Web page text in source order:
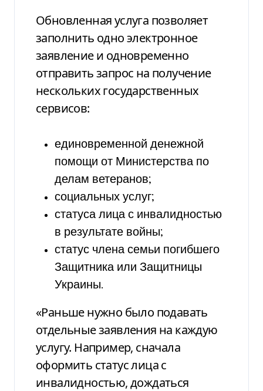
Обновленная услуга позволяет
заполнить одно электронное
заявление и одновременно
отправить запрос на получение
нескольких государственных
сервисов:
единовременной денежной
помощи от Министерства по
делам ветеранов;
социальных услуг;
статуса лица с инвалидностью
в результате войны;
статус члена семьи погибшего
Защитника или Защитницы
Украины.
«Раньше нужно было подавать
отдельные заявления на каждую
услугу. Например, сначала
оформить статус лица с
инвалидностью, дождаться